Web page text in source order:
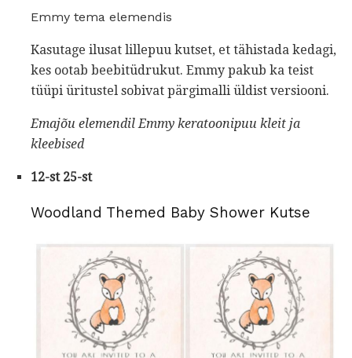
Emmy tema elemendis
Kasutage ilusat lillepuu kutset, et tähistada kedagi,
kes ootab beebitüdrukut. Emmy pakub ka teist
tüüpi üritustel sobivat pärgimalli üldist versiooni.
Emajõu elemendil Emmy keratoonipuu kleit ja
kleebised
12-st 25-st
Woodland Themed Baby Shower Kutse